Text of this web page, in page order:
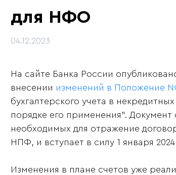
для НФО
04.12.2023
На сайте Банка России
внесении изменений в Положение
бухгалтерского учета в
порядке его применения". Документ
необходимых для отражение
НПФ, и вступает в силу 1 января 2024
Изменения в плане счетов уже